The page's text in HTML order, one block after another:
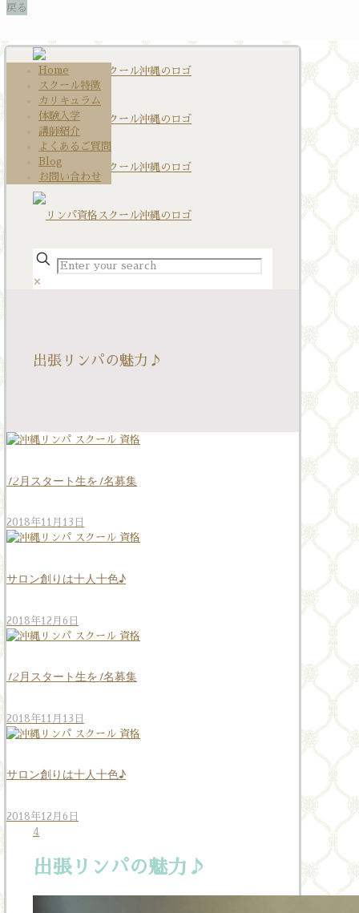
✕
出張リンパの魅力♪
12月スタート生を1名募集
2018年11月13日
サロン創りは十人十色♪
2018年12月6日
12月スタート生を1名募集
2018年11月13日
サロン創りは十人十色♪
2018年12月6日
4
出張リンパの魅力♪
Home
スクール特徴
カリキュラム
体験入学
講師紹介
よくあるご質問
Blog
お問い合わせ